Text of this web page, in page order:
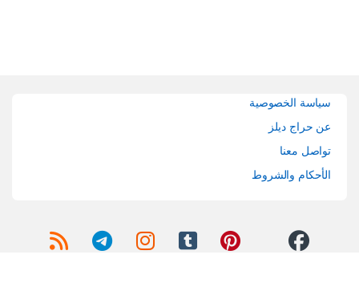
سياسة الخصوصية
عن حراج ديلز
تواصل معنا
الأحكام والشروط